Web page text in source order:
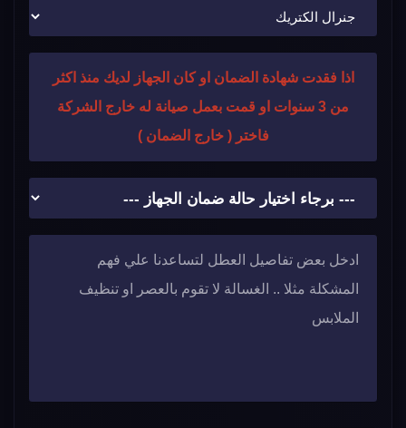
اذا فقدت شهادة الضمان او كان الجهاز لديك منذ اكثر
من 3 سنوات او قمت بعمل صيانة له خارج الشركة
فاختر ( خارج الضمان )